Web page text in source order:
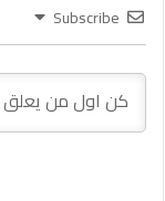
Subscribe